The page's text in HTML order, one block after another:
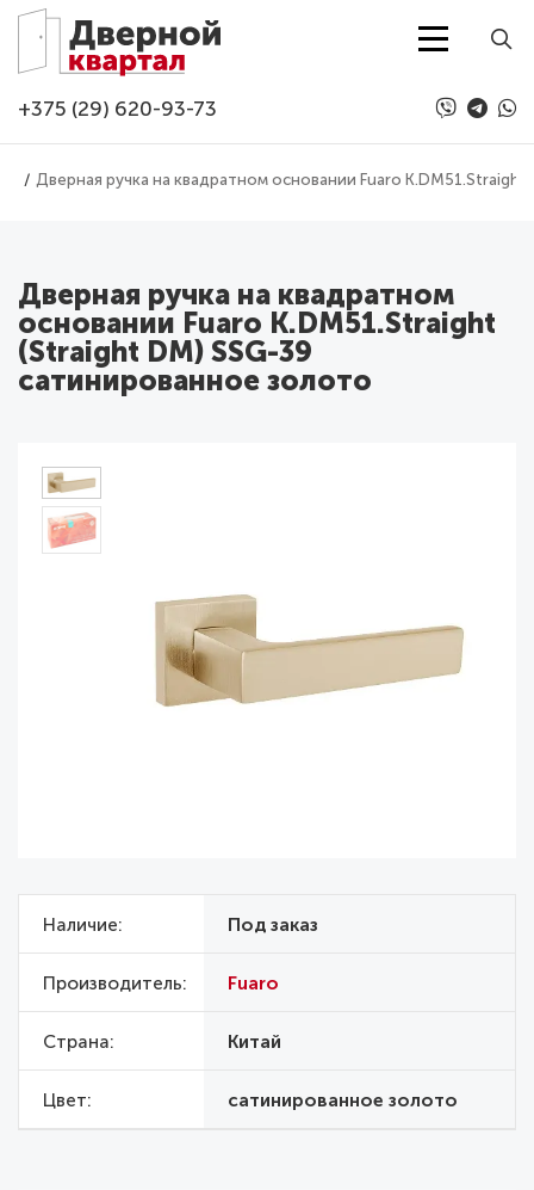
Перейти к основному содержанию
+375 (29) 620-93-73
Дверная ручка на квадратном основании Fuaro
Дверная ручка на квадратном
основании Fuaro K.DM51.Straight
(Straight DM) SSG-39
сатинированное золото
Наличие Под заказ
Производитель Fuaro
Страна Китай
Цвет сатинированное золото